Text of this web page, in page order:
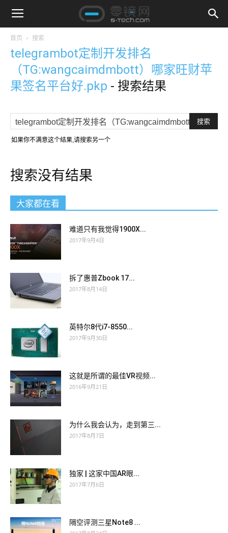
首页 搜索
telegrambot定制开发排名
（TG:wangcaimdmbott）哪家旺财苹
果签名平台好.pkp - 搜索结果
如果你不满意这个结果,请搜索另一个
搜索没有结果
大家都在看
难道只有我觉得1900X...
2017年9月4日
拆了惠普Zbook 17...
2017年8月14日
英特尔8代i7-8550...
2017年9月30日
这就是所谓的最佳VR视频...
2016年9月21日
为什么我会认为，走到第三...
2017年8月7日
独家 | 这家中国AR眼...
2017年7月6日
隔空评测三星Note8 ...